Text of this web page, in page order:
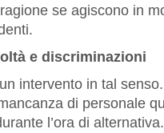
se agiscono in
e discriminazioni
intervento in tal
di personale
l’ora di